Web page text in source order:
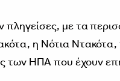
πληγείσες, με τα
η Νότια Ντακότα,
των ΗΠΑ που έχουν